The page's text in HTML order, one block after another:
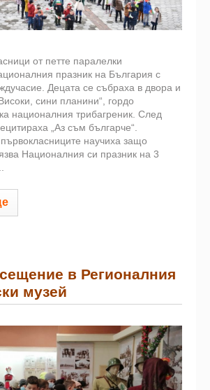
от петте паралелки
празник на България с
Децата се събраха в двора и
сини планини“, гордо
националния трибагреник. След
„Аз съм българче“.
научиха защо
Националния си празник на 3
в Регионалния
музей